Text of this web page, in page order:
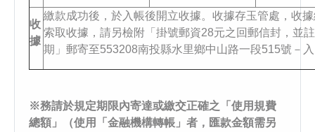
收
據
繳款成功後，於入帳後開立收據。收據存玉管處，收
索取收據，請另檢附「掛號郵資28元之回郵信封，並
期」郵寄至553208南投縣水里鄉中山路一段515號－
※務請於規定期限內寄達或繳交正確之「使用規費
總額」（使用「金融機構轉帳」者，匯款金額需另